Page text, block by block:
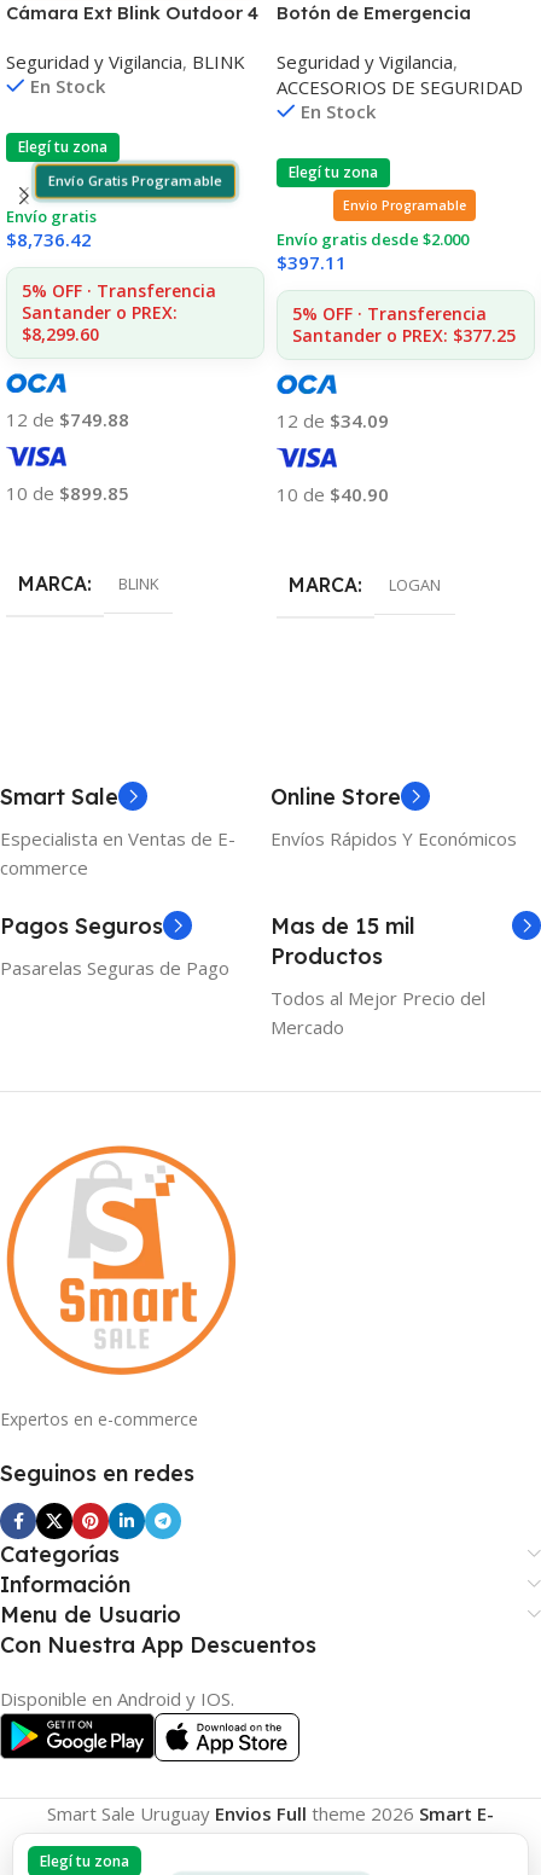
Elegí tu zona
Cámara Ext Blink Outdoor 4
Module Core
Seguridad y Vigilancia, BLINK
En Stock
Elegí tu zona
Envío Gratis Programable
Envío gratis
$8,736.42
5% OFF · Transferencia
Santander o PREX:
$8,299.60
12 de $749.88
10 de $899.85
MARCA BLINK
Botón de Emergencia
Seguridad y Vigilancia,
ACCESORIOS DE SEGURIDAD
En Stock
Elegí tu zona
Envio Programable
Envío gratis desde $2.000
$397.11
5% OFF · Transferencia
Santander o PREX: $377.25
12 de $34.09
10 de $40.90
MARCA LOGAN
Smart Sale
Especialista en Ventas de E-
commerce
Online Store
Envíos Rápidos Y Económicos
Pagos Seguros
Pasarelas Seguras de Pago
Mas de 15 mil
Productos
Todos al Mejor Precio del
Mercado
Expertos en e-commerce
Seguinos en redes
Categorías
Información
Menu de Usuario
Con Nuestra App Descuentos
Disponible en Android y IOS.
Smart Sale Uruguay Envios Full theme 2026 Smart E-